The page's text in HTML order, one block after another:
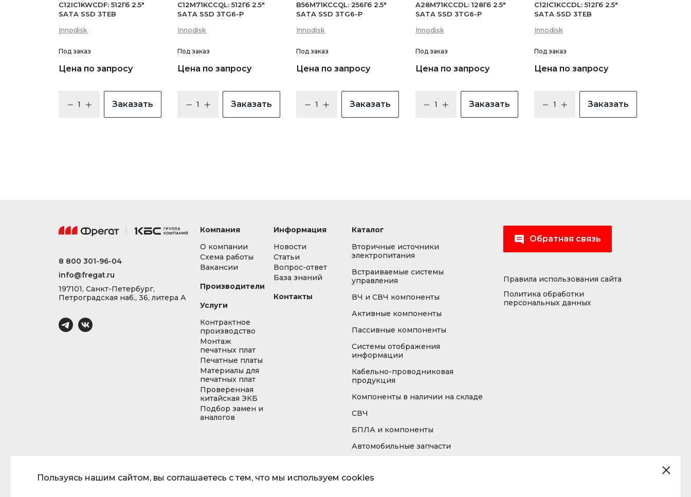
C12IC1KWCDF: 512Гб 2.5"
SATA SSD 3TEB
Innodisk
Под заказ
Цена по запросу
Заказать
C12M71KCCQL: 512Гб 2.5"
SATA SSD 3TG6-P
Innodisk
Под заказ
Цена по запросу
Заказать
B56M71KCCQL: 256Гб 2.5"
SATA SSD 3TG6-P
Innodisk
Под заказ
Цена по запросу
Заказать
A28M71KCCDL: 128Гб 2.5"
SATA SSD 3TG6-P
Innodisk
Под заказ
Цена по запросу
Заказать
C12IC1KCCDL: 512Гб 2.5"
SATA SSD 3TEB
Innodisk
Под заказ
Цена по запросу
Заказать
Пользуясь нашим сайтом, вы соглашаетесь с тем, что мы используем cookies
8 800 301-96-04
info@fregat.ru
197101, Санкт-Петербург,
Петроградская наб., 36, литера А
Компания
О компании
Схема работы
Вакансии
Производители
Услуги
Контрактное
производство
Монтаж
печатных плат
Печатные платы
Материалы для
печатных плат
Проверенная
китайская ЭКБ
Подбор замен и
аналогов
Информация
Новости
Статьи
Вопрос-ответ
База знаний
Контакты
Каталог
Вторичные источники
электропитания
Встраиваемые системы
управления
ВЧ и СВЧ компоненты
Активные компоненты
Пассивные компоненты
Системы отображения
информации
Кабельно-проводниковая
продукция
Компоненты в наличии на складе
СВЧ
БПЛА и компоненты
Автомобильные запчасти
Обратная связь
Правила использования сайта
Политика обработки
персональных данных